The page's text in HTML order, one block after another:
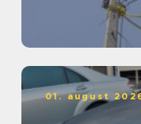
01. august